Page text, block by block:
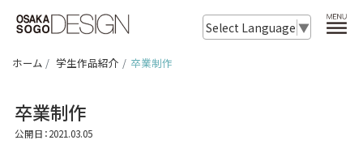
Select Language ▼
ホーム 学生作品紹介 卒業制作
卒業制作
公開日：2021.03.05